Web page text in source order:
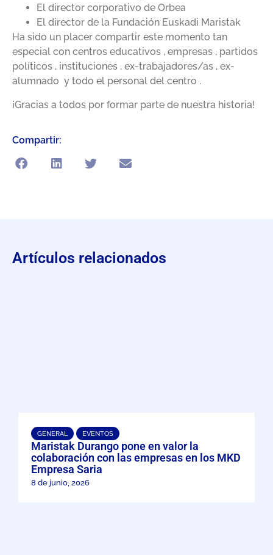
El director corporativo de Orbea
El director de la Fundación Euskadi Maristak
Ha sido un placer compartir este momento tan
especial con centros educativos , empresas , partidos
políticos , instituciones , ex-trabajadores/as , ex-
alumnado y todo el personal del centro .
¡Gracias a todos por formar parte de nuestra historia!
Compartir:
Artículos relacionados
GENERAL EVENTOS
Maristak Durango pone en valor la
colaboración con las empresas en los MKD
Empresa Saria
8 de junio, 2026